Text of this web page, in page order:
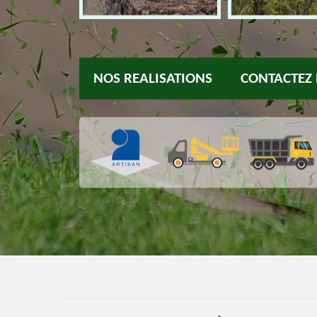
NOS REALISATIONS